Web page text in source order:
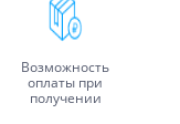
Возможность
оплаты при
получении